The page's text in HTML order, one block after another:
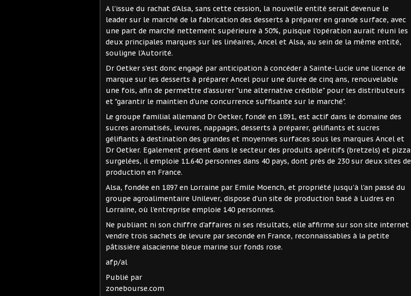
A l'issue du rachat d'Alsa, sans cette cession, la nouvelle entité serait devenue le
leader sur le marché de la fabrication des desserts à préparer en grande surface, avec
une part de marché nettement supérieure à 50%, puisque l'opération aurait réuni les
deux principales marques sur les linéaires, Ancel et Alsa, au sein de la même entité,
souligne l'Autorité.
Dr Oetker s'est donc engagé par anticipation à concéder à Sainte-Lucie une licence de
marque sur les desserts à préparer Ancel pour une durée de cinq ans, renouvelable
une fois, afin de permettre d'assurer "une alternative crédible" pour les distributeurs
et "garantir le maintien d'une concurrence suffisante sur le marché".
Le groupe familial allemand Dr Oetker, fondé en 1891, est actif dans le domaine des
sucres aromatisés, levures, nappages, desserts à préparer, gélifiants et sucres
gélifiants à destination des grandes et moyennes surfaces sous les marques Ancel et
Dr Oetker. Egalement présent dans le secteur des produits apéritifs (bretzels) et pizza
surgelées, il emploie 11.640 personnes dans 40 pays, dont près de 230 sur deux sites de
production en France.
Alsa, fondée en 1897 en Lorraine par Emile Moench, et propriété jusqu'à l'an passé du
groupe agroalimentaire Unilever, dispose d'un site de production basé à Ludres en
Lorraine, où l'entreprise emploie 140 personnes.
Ne publiant ni son chiffre d'affaires ni ses résultats, elle affirme sur son site internet
vendre trois sachets de levure par seconde en France, reconnaissables à la petite
pâtissière alsacienne bleue marine sur fonds rose.
afp/al
Publié par
zonebourse.com